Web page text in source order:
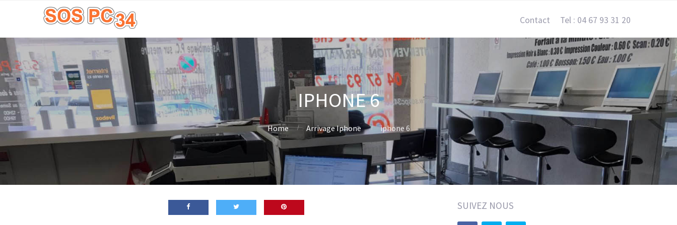
Contact Tel : 04 67 93 31 20
IPHONE 6
Home Arrivage Iphone iphone 6
SUIVEZ NOUS